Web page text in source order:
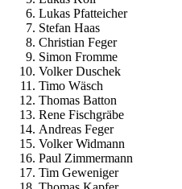
Lukas
Stefan
Christian
Simon
Volker
Timo
Thomas
Rene
Andreas
Volker
Paul
Tim